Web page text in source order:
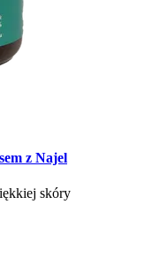
z Najel
skóry